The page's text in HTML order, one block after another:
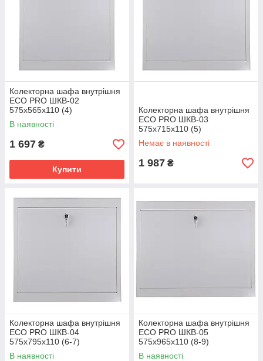
Колекторна шафа внутрішня
ЕСО PRO ШКВ-02
575x565x110 (4)
В наявності
1 697 ₴
Купити
Колекторна шафа внутрішня
ЕСО PRO ШКВ-03
575x715x110 (5)
Немає в наявності
1 987 ₴
Колекторна шафа внутрішня
ЕСО PRO ШКВ-04
575x795x110 (6-7)
В наявності
Колекторна шафа внутрішня
ЕСО PRO ШКВ-05
575x965x110 (8-9)
В наявності